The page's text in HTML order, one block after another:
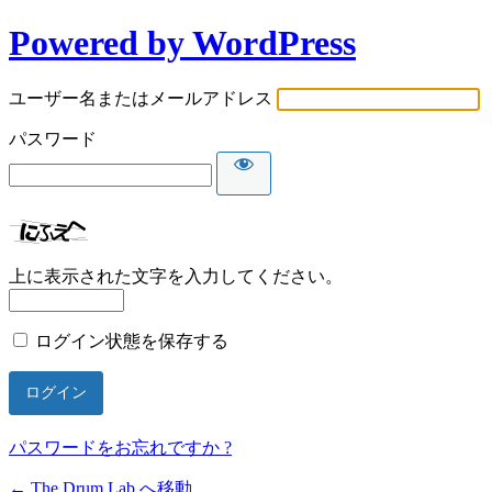
Powered by WordPress
ユーザー名またはメールアドレス
パスワード
上に表示された文字を入力してください。
ログイン状態を保存する
パスワードをお忘れですか ?
← The Drum Lab へ移動